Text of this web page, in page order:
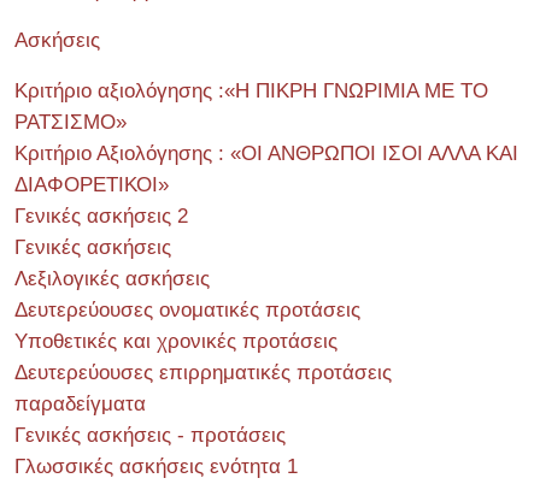
Ασκήσεις
Κριτήριο αξιολόγησης :«Η ΠΙΚΡΗ ΓΝΩΡΙΜΙΑ ΜΕ ΤΟ
ΡΑΤΣΙΣΜΟ»
Κριτήριο Αξιολόγησης : «ΟΙ ΑΝΘΡΩΠΟΙ ΙΣΟΙ ΑΛΛΑ ΚΑΙ
ΔΙΑΦΟΡΕΤΙΚΟΙ»
Γενικές ασκήσεις 2
Γενικές ασκήσεις
Λεξιλογικές ασκήσεις
Δευτερεύουσες ονοματικές προτάσεις
Υποθετικές και χρονικές προτάσεις
Δευτερεύουσες επιρρηματικές προτάσεις
παραδείγματα
Γενικές ασκήσεις - προτάσεις
Γλωσσικές ασκήσεις ενότητα 1